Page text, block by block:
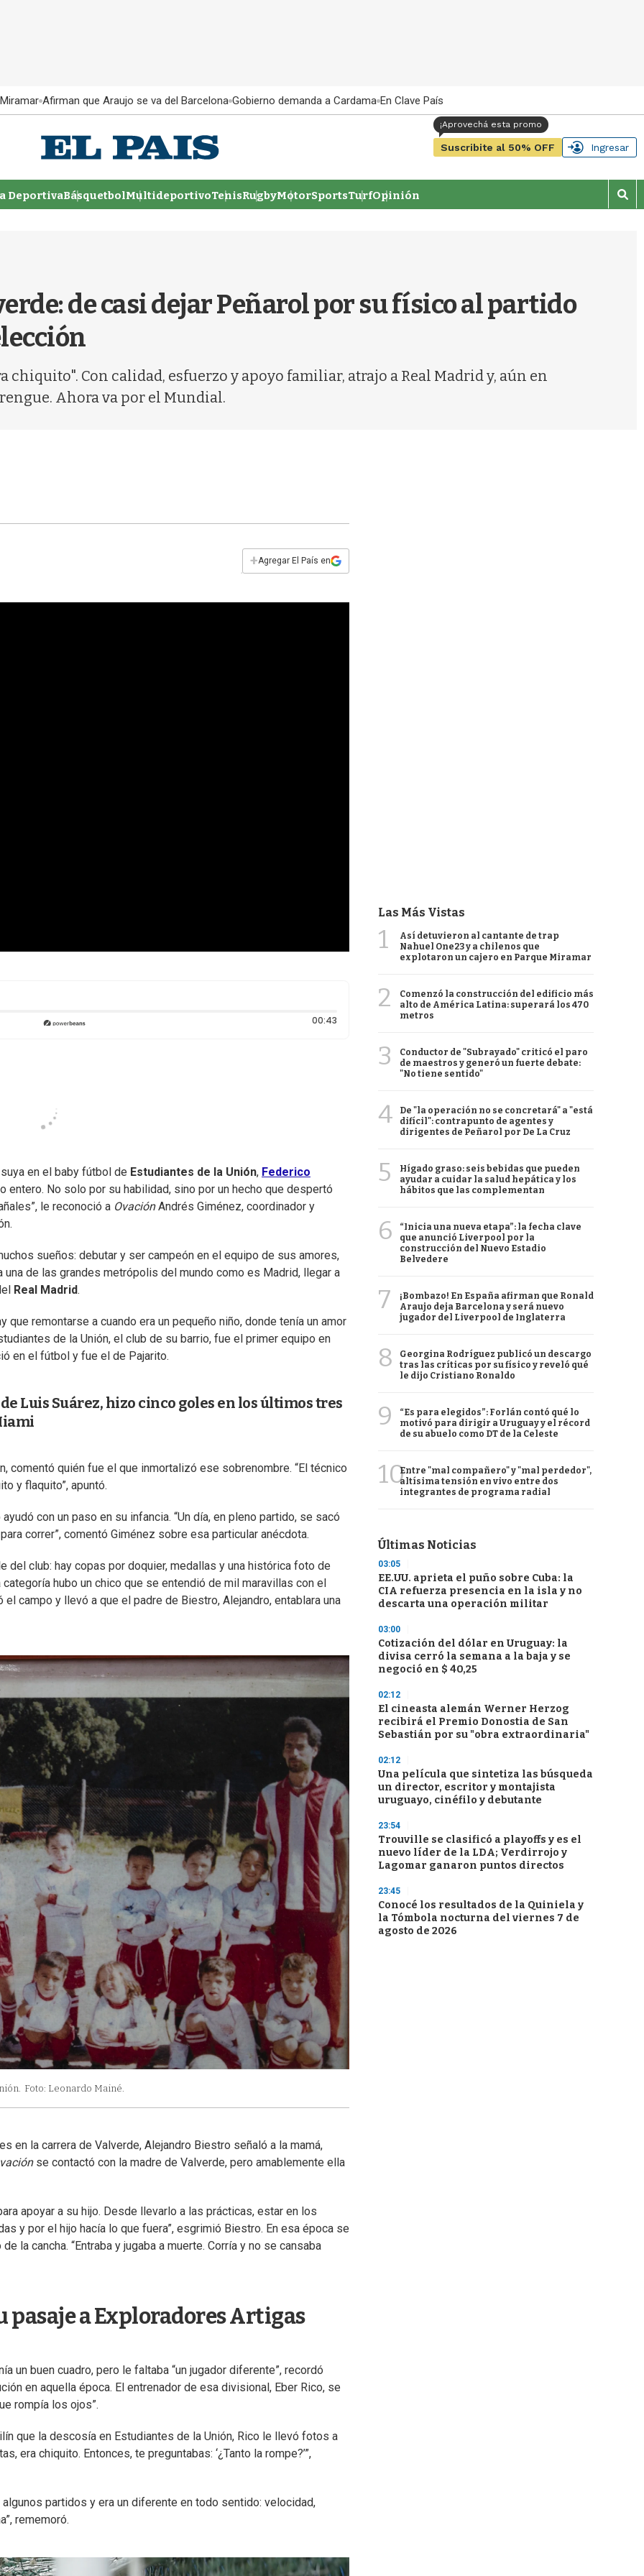
Afirman que Araujo se va del Barcelona Gobierno demanda a Cardama En Clave País
Suscribite al 50% OFF Ingresar
DeportivaBásquetbolMultideportivoTenisRugbyMotorSportsTurfOpinión
M
o
de casi dejar Peñarol por su físico al partido
chiquito". Con calidad, esfuerzo y apoyo familiar, atrajo a Real Madrid y, aún en
Ahora va por el Mundial.
+Agregar El País en
00:43Duración: 43 segundos
en el baby fútbol de Estudiantes de la Unión, Federico
entero. No solo por su habilidad, sino por un hecho que despertó
le reconoció a OvaciónAndrés Giménez, coordinador y
sueños: debutar y ser campeón en el equipo de sus amores,
de las grandes metrópolis del mundo como es Madrid, llegar a
Real Madrid.
remontarse a cuando era un pequeño niño, donde tenía un amor
de la Unión, el club de su barrio, fue el primer equipo en
en el fútbol y fue el de Pajarito.
Luis Suárez, hizo cinco goles en los últimos tres
comentó quién fue el que inmortalizó ese sobrenombre. “El técnico
y flaquito”, apuntó.
con un paso en su infancia. “Un día, en pleno partido, se sacó
correr”, comentó Giménez sobre esa particular anécdota.
del club: hay copas por doquier, medallas y una histórica foto de
hubo un chico que se entendió de mil maravillas con el
campo y llevó a que el padre de Biestro, Alejandro, entablara una
Foto: Leonardo Mainé.
en la carrera de Valverde, Alejandro Biestro señaló a la mamá,
se contactó con la madre de Valverde, pero amablemente ella
apoyar a su hijo. Desde llevarlo a las prácticas, estar en los
y por el hijo hacía lo que fuera”, esgrimió Biestro. En esa época se
la cancha. “Entraba y jugaba a muerte. Corría y no se cansaba
pasaje a Exploradores Artigas
un buen cuadro, pero le faltaba “un jugador diferente”, recordó
en aquella época. El entrenador de esa divisional, Eber Rico, se
rompía los ojos”.
que la descosía en Estudiantes de la Unión, Rico le llevó fotos a
era chiquito. Entonces, te preguntabas: ‘¿Tanto la rompe?’”,
partidos y era un diferente en todo sentido: velocidad,
rememoró.
Las Más Vistas
1
Así detuvieron al cantante de trap
Nahuel One23 y a chilenos que
explotaron un cajero en Parque Miramar
2
Comenzó la construcción del edificio más
alto de América Latina: superará los 470
metros
3
Conductor de "Subrayado" criticó el paro
de maestros y generó un fuerte debate:
"No tiene sentido"
4
De "la operación no se concretará" a "está
difícil": contrapunto de agentes y
dirigentes de Peñarol por De La Cruz
5
Hígado graso: seis bebidas que pueden
ayudar a cuidar la salud hepática y los
hábitos que las complementan
6
“Inicia una nueva etapa”: la fecha clave
que anunció Liverpool por la
construcción del Nuevo Estadio
Belvedere
7
¡Bombazo! En España afirman que Ronald
Araujo deja Barcelona y será nuevo
jugador del Liverpool de Inglaterra
8
Georgina Rodríguez publicó un descargo
tras las críticas por su físico y reveló qué
le dijo Cristiano Ronaldo
9
“Es para elegidos”: Forlán contó qué lo
motivó para dirigir a Uruguay y el récord
de su abuelo como DT de la Celeste
10Entre "mal compañero" y "mal perdedor",
altísima tensión en vivo entre dos
integrantes de programa radial
Últimas Noticias
03:05
EE.UU. aprieta el puño sobre Cuba: la
CIA refuerza presencia en la isla y no
descarta una operación militar
03:00
Cotización del dólar en Uruguay: la
divisa cerró la semana a la baja y se
negoció en $ 40,25
02:12
El cineasta alemán Werner Herzog
recibirá el Premio Donostia de San
Sebastián por su "obra extraordinaria"
02:12
Una película que sintetiza las búsqueda
un director, escritor y montajista
uruguayo, cinéfilo y debutante
23:54
Trouville se clasificó a playoffs y es el
nuevo líder de la LDA; Verdirrojo y
Lagomar ganaron puntos directos
23:45
Conocé los resultados de la Quiniela y
la Tómbola nocturna del viernes 7 de
agosto de 2026